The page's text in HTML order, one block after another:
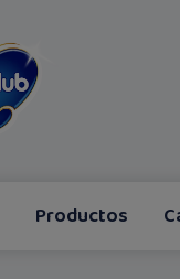
Productos